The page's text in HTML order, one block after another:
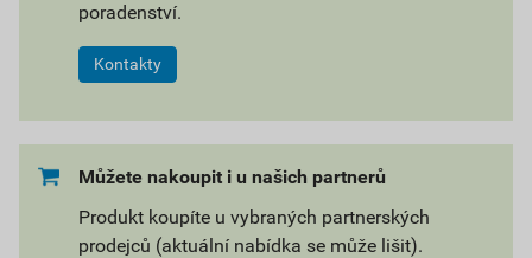
poradenství.
Kontakty
Můžete nakoupit i u našich partnerů
Produkt koupíte u vybraných partnerských
prodejců (aktuální nabídka se může lišit).